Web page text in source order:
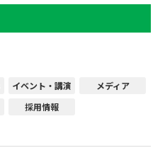
イベント・講演
メディア
採用情報